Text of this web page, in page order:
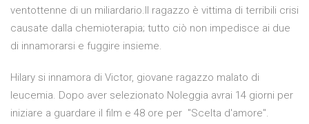
ventottenne di un miliardario.Il ragazzo è vittima di terribili crisi
causate dalla chemioterapia; tutto ciò non impedisce ai due
di innamorarsi e fuggire insieme.
Hilary si innamora di Victor, giovane ragazzo malato di
leucemia. Dopo aver selezionato Noleggia avrai 14 giorni per
iniziare a guardare il film e 48 ore per "Scelta d'amore".